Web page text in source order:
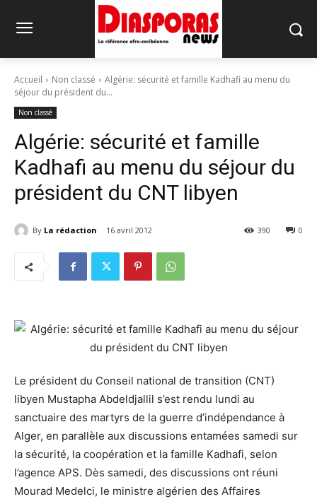
Accueil Non classé
Algérie: sécurité et famille Kadhafi au menu du
séjour du président du...
Non classé
Algérie: sécurité et famille
Kadhafi au menu du séjour du
président du CNT libyen
By La rédaction 16 avril 2012 0
390
Le président du Conseil national de transition (CNT)
libyen Mustapha Abdeldjallil s’est rendu lundi au
sanctuaire des martyrs de la guerre d’indépendance à
Alger, en parallèle aux discussions entamées samedi sur
la sécurité, la coopération et la famille Kadhafi, selon
l’agence APS. Dès samedi, des discussions ont réuni
Mourad Medelci, le ministre algérien des Affaires